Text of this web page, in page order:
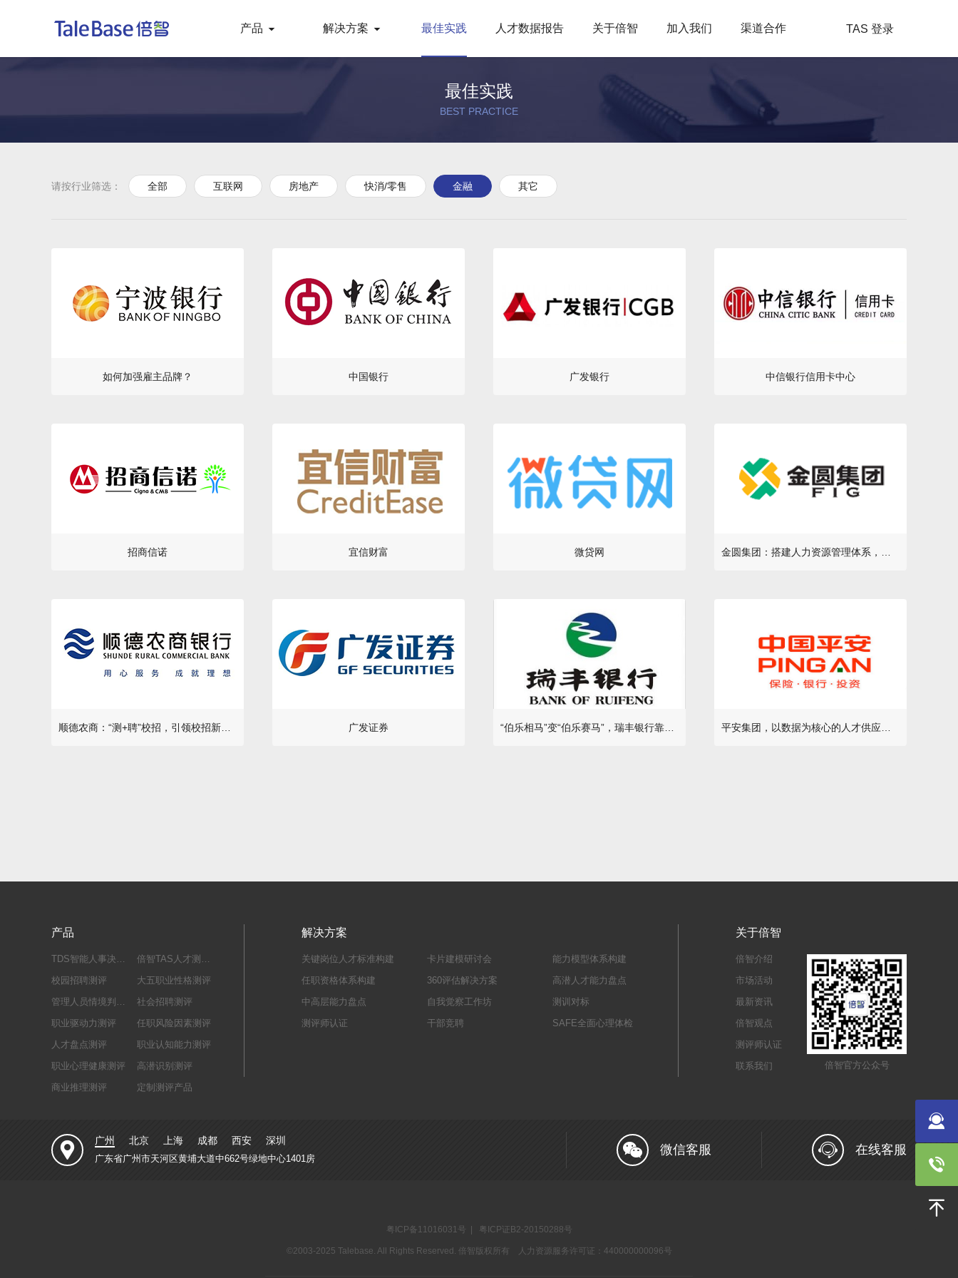
产品 解决方案 最佳实践 人才数据报告 关于倍智 加入我们 渠道合作 TAS 登录
最佳实践
BEST PRACTICE
请按行业筛选： 全部 互联网 房地产 快消/零售 金融 其它
如何加强雇主品牌？ 中国银行 广发银行 中信银行信用卡中心
招商信诺 宜信财富 微贷网
广发证券
产品
TDS智能人事决策系统
倍智TAS人才测评系统
校园招聘测评
大五职业性格测评
管理人员情境判断测评
社会招聘测评
职业驱动力测评
任职风险因素测评
人才盘点测评
职业认知能力测评
职业心理健康测评
高潜识别测评
商业推理测评
定制测评产品
解决方案
关键岗位人才标准构建 卡片建模研讨会
能力模型体系构建
任职资格体系构建
360评估解决方案
高潜人才能力盘点
中高层能力盘点
自我觉察工作坊
测训对标
测评师认证
干部竞聘 SAFE全面心理体检
关于倍智
倍智介绍
市场活动
最新资讯
倍智观点
测评师认证
联系我们
倍智官方公众号
广州 北京 上海 成都 西安 深圳
广东省广州市天河区黄埔大道中662号绿地中心1401房
微信客服 在线客服
粤ICP备11016031号 | 粤ICP证B2-20150288号
©2003-2025 Talebase. All Rights Reserved. 倍智版权所有 人力资源服务许可证：440000000096号